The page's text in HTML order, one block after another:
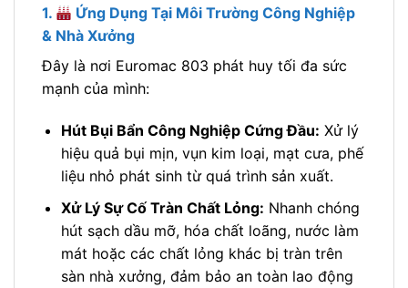
1.
Ứng Dụng Tại Môi Trường Công Nghiệp
& Nhà Xưởng
Đây là nơi Euromac 803 phát huy tối đa sức
mạnh của mình:
Hút Bụi Bẩn Công Nghiệp Cứng Đầu: Xử lý
hiệu quả bụi mịn, vụn kim loại, mạt cưa, phế
liệu nhỏ phát sinh từ quá trình sản xuất.
Xử Lý Sự Cố Tràn Chất Lỏng: Nhanh chóng
hút sạch dầu mỡ, hóa chất loãng, nước làm
mát hoặc các chất lỏng khác bị tràn trên
sàn nhà xưởng, đảm bảo an toàn lao động